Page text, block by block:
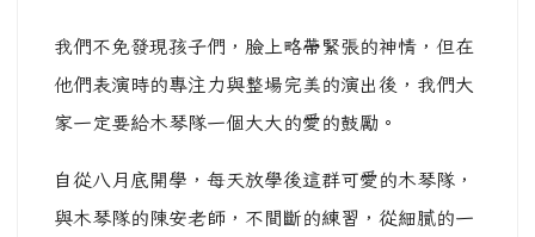
我們不免發現孩子們，臉上略帶緊張的神情，但在
他們表演時的專注力與整場完美的演出後，我們大
家一定要給木琴隊一個大大的愛的鼓勵。
自從八月底開學，每天放學後這群可愛的木琴隊，
與木琴隊的陳安老師，不間斷的練習，從細膩的一